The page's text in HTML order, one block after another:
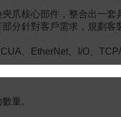
爪核心部件，整合出一套
分針對客戶需求，規劃
、EtherNet、I/O、
量。